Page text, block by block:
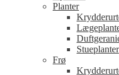
Planter
Stueplanter
Frø